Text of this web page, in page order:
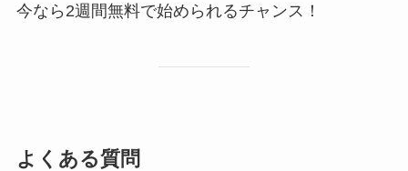
今なら2週間無料で始められるチャンス！
よくある質問